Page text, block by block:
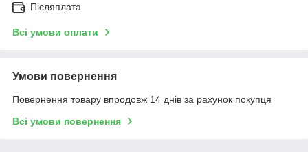
Післяплата
Всі умови оплати
Умови повернення
Повернення товару впродовж 14 днів за рахунок покупця
Всі умови повернення